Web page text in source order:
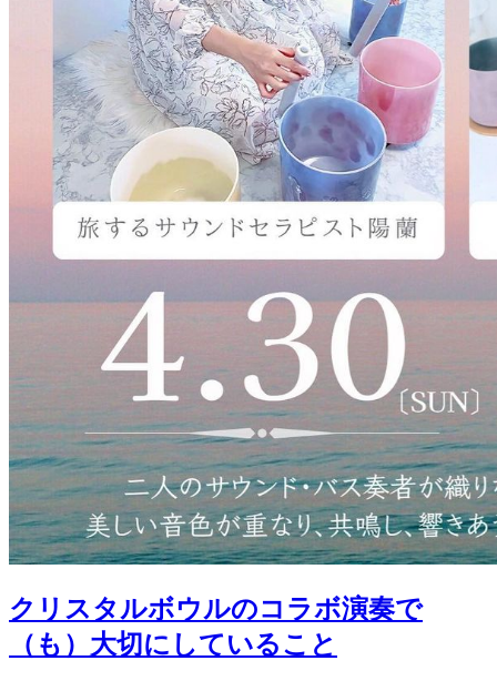
クリスタルボウルのコラボ演奏で
（も）大切にしていること